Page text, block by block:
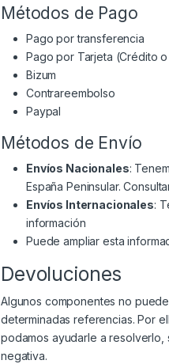
Métodos de Pago
Pago por transferencia
Pago por Tarjeta (Crédito
Bizum
Contrareembolso
Paypal
Métodos de Envío
Envíos Nacionales:
España Peninsular.
Envíos Internacionales:
información
Puede ampliar esta
Devoluciones
Algunos componentes no
determinadas referencias. Por
podamos ayudarle a resolverlo,
negativa.